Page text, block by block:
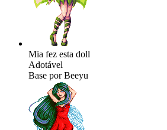
Mia fez esta doll
Adotável
Base por Beeyu